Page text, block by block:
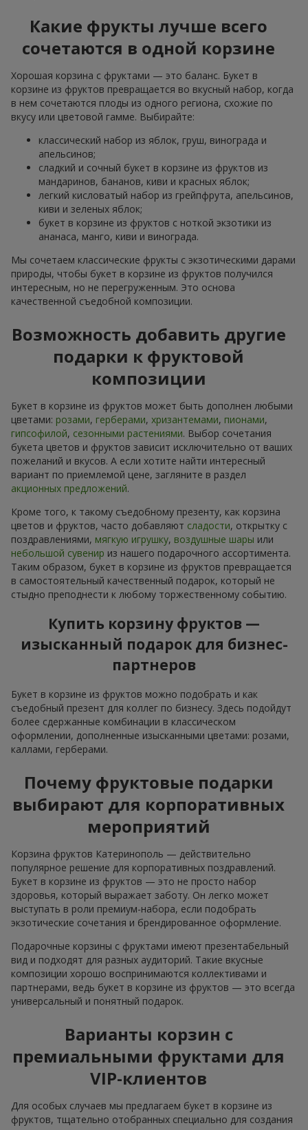
Какие фрукты лучше всего
сочетаются в одной корзине
Хорошая корзина с фруктами — это баланс. Букет в
корзине из фруктов превращается во вкусный набор, когда
в нем сочетаются плоды из одного региона, схожие по
вкусу или цветовой гамме. Выбирайте:
классический набор из яблок, груш, винограда и
апельсинов;
сладкий и сочный букет в корзине из фруктов из
мандаринов, бананов, киви и красных яблок;
легкий кисловатый набор из грейпфрута, апельсинов,
киви и зеленых яблок;
букет в корзине из фруктов с ноткой экзотики из
ананаса, манго, киви и винограда.
Мы сочетаем классические фрукты с экзотическими дарами
природы, чтобы букет в корзине из фруктов получился
интересным, но не перегруженным. Это основа
качественной съедобной композиции.
Возможность добавить другие
подарки к фруктовой
композиции
Букет в корзине из фруктов может быть дополнен любыми
цветами: розами, герберами, хризантемами, пионами,
гипсофилой, сезонными растениями. Выбор сочетания
букета цветов и фруктов зависит исключительно от ваших
пожеланий и вкусов. А если хотите найти интересный
вариант по приемлемой цене, загляните в раздел
акционных предложений.
Кроме того, к такому съедобному презенту, как корзина
цветов и фруктов, часто добавляют сладости, открытку с
поздравлениями, мягкую игрушку, воздушные шары или
небольшой сувенир из нашего подарочного ассортимента.
Таким образом, букет в корзине из фруктов превращается
в самостоятельный качественный подарок, который не
стыдно преподнести к любому торжественному событию.
Купить корзину фруктов —
изысканный подарок для бизнес-
партнеров
Букет в корзине из фруктов можно подобрать и как
съедобный презент для коллег по бизнесу. Здесь подойдут
более сдержанные комбинации в классическом
оформлении, дополненные изысканными цветами: розами,
каллами, герберами.
Почему фруктовые подарки
выбирают для корпоративных
мероприятий
Корзина фруктов Катеринополь — действительно
популярное решение для корпоративных поздравлений.
Букет в корзине из фруктов — это не просто набор
здоровья, который выражает заботу. Он легко может
выступать в роли премиум-набора, если подобрать
экзотические сочетания и брендированное оформление.
Подарочные корзины с фруктами имеют презентабельный
вид и подходят для разных аудиторий. Такие вкусные
композиции хорошо воспринимаются коллективами и
партнерами, ведь букет в корзине из фруктов — это всегда
универсальный и понятный подарок.
Варианты корзин с
премиальными фруктами для
VIP-клиентов
Для особых случаев мы предлагаем букет в корзине из
фруктов, тщательно отобранных специально для создания